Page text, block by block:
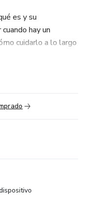
es y su
hay un
cuidarlo a lo largo